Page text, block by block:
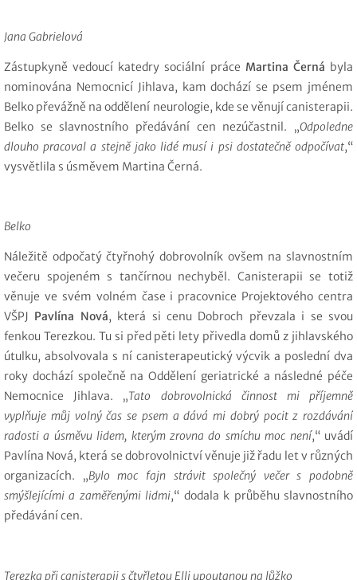
Jana Gabrielová
Zástupkyně vedoucí katedry sociální práce Martina Černá byla
nominována Nemocnicí Jihlava, kam dochází se psem jménem
Belko převážně na oddělení neurologie, kde se věnují canisterapii.
Belko se slavnostního předávání cen nezúčastnil. „Odpoledne
dlouho pracoval a stejně jako lidé musí i psi dostatečně odpočívat,“
vysvětlila s úsměvem Martina Černá.
Belko
Náležitě odpočatý čtyřnohý dobrovolník ovšem na slavnostním
večeru spojeném s tančírnou nechyběl. Canisterapii se totiž
věnuje ve svém volném čase i pracovnice Projektového centra
VŠPJ Pavlína Nová, která si cenu Dobroch převzala i se svou
fenkou Terezkou. Tu si před pěti lety přivedla domů z jihlavského
útulku, absolvovala s ní canisterapeutický výcvik a poslední dva
roky dochází společně na Oddělení geriatrické a následné péče
Nemocnice Jihlava. „Tato dobrovolnická činnost mi příjemně
vyplňuje můj volný čas se psem a dává mi dobrý pocit z rozdávání
radosti a úsměvu lidem, kterým zrovna do smíchu moc není,“ uvádí
Pavlína Nová, která se dobrovolnictví věnuje již řadu let v různých
organizacích. „Bylo moc fajn strávit společný večer s podobně
smýšlejícími a zaměřenými lidmi,“ dodala k průběhu slavnostního
předávání cen.
Terezka při canisterapii s čtyřletou Elli upoutanou na lůžko